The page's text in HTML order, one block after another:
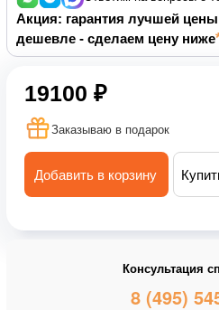
Акция: гарантия лучшей
дешевле - сделаем цену ниже
19100 ₽
Заказываю в подарок
Добавить в корзину
Консультация
8 (495)